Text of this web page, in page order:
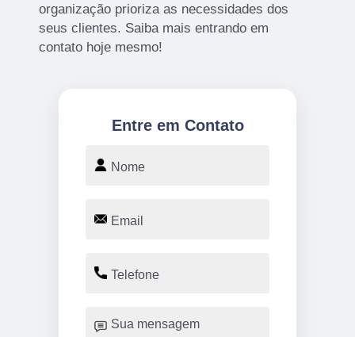
organização prioriza as necessidades dos
seus clientes. Saiba mais entrando em
contato hoje mesmo!
Entre em Contato